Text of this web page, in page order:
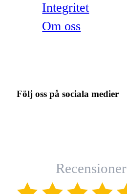
Integritet
Om oss
Följ oss på sociala medier
Recensioner